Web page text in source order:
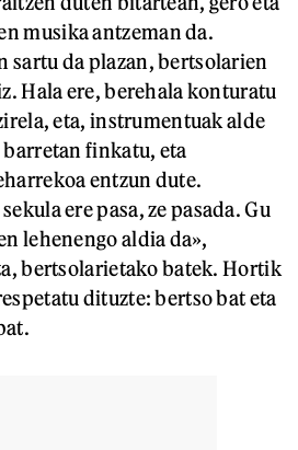
musika antzeman da.
sartu da plazan, bertsolarien
Hala ere, berehala konturatu
eta, instrumentuak alde
finkatu, eta
entzun dute.
ere pasa, ze pasada. Gu
lehenengo aldia da»,
bertsolarietako batek. Hortik
dituzte: bertso bat eta